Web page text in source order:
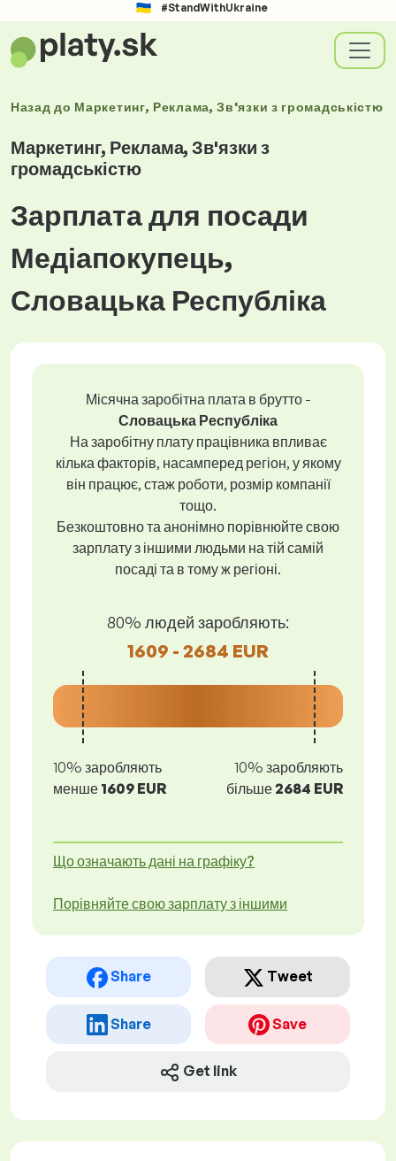
#StandWithUkraine
Назад до Маркетинг, Реклама, Зв'язки з громадськістю
Маркетинг, Реклама, Зв'язки з
громадськістю
Зарплата для посади
Медіапокупець,
Словацька Республіка
Місячна заробітна плата в брутто -
Словацька Республіка
На заробітну плату працівника впливає
кілька факторів, насамперед регіон, у якому
він працює, стаж роботи, розмір компанії
тощо.
Безкоштовно та анонімно порівнюйте свою
зарплату з іншими людьми на тій самій
посаді та в тому ж регіоні.
80% людей заробляють:
1609 - 2684 EUR
10% заробляють
менше 1609 EUR
10% заробляють
більше2684 EUR
Що означають дані на графіку?
Порівняйте свою зарплату з іншими
Share Tweet
Share Save
Get link